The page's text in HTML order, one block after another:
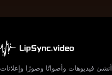
أنشئ فيديوهات وأصواتًا وصورًا وإعلانات